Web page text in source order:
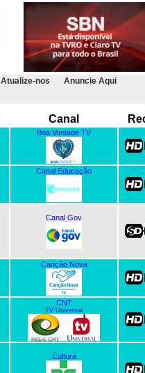
Atualize-nos
Anuncie Aqui
Canal
Boa Vontade TV
Canal Educação
Canal Gov
Canção Nova
CNT
TV Universal
Cultura